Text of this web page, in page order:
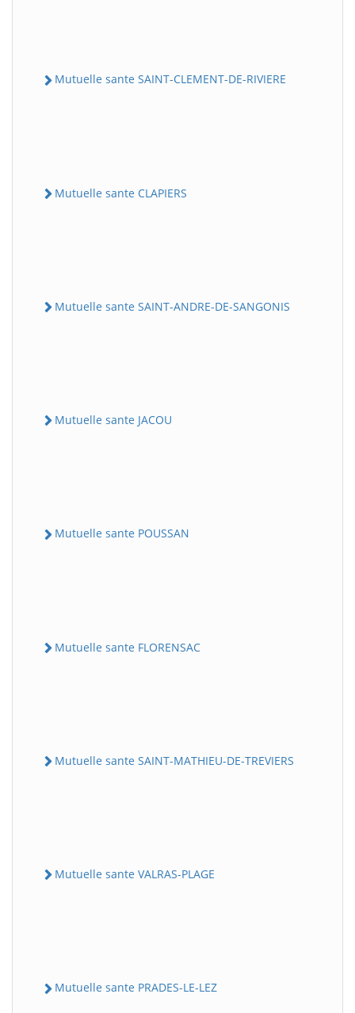
Mutuelle sante SAINT-CLEMENT-DE-RIVIERE
Mutuelle sante CLAPIERS
Mutuelle sante SAINT-ANDRE-DE-SANGONIS
Mutuelle sante JACOU
Mutuelle sante POUSSAN
Mutuelle sante FLORENSAC
Mutuelle sante SAINT-MATHIEU-DE-TREVIERS
Mutuelle sante VALRAS-PLAGE
Mutuelle sante PRADES-LE-LEZ